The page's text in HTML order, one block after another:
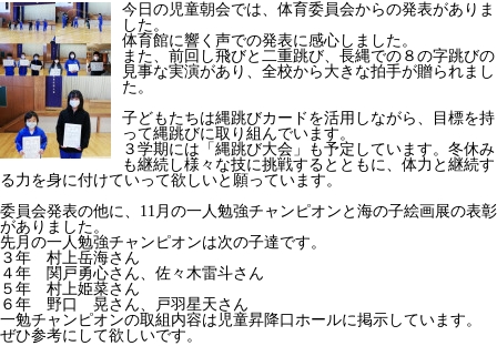
今日の児童朝会では、体育委員会からの発表がありま
した。
体育館に響く声での発表に感心しました。
また、前回し飛びと二重跳び、長縄での８の字跳びの
見事な実演があり、全校から大きな拍手が贈られまし
た。
子どもたちは縄跳びカードを活用しながら、目標を持
って縄跳びに取り組んでいます。
３学期には「縄跳び大会」も予定しています。冬休み
も継続し様々な技に挑戦するとともに、体力と継続す
る力を身に付けていって欲しいと願っています。
委員会発表の他に、11月の一人勉強チャンピオンと海の子絵画展の表彰
がありました。
先月の一人勉強チャンピオンは次の子達です。
３年 村上岳海さん
４年 関戸勇心さん、佐々木雷斗さん
５年 村上姫菜さん
６年 野口 晃さん、戸羽星天さん
一勉チャンピオンの取組内容は児童昇降口ホールに掲示しています。
ぜひ参考にして欲しいです。